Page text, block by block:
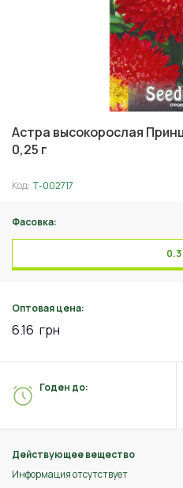
Астра высокорослая
0,25 г
Код: Т-002717
Фасовка:
0.3
Оптовая цена:
6.16 грн
Действующее вещество
Информация отсутствует
Годен до: